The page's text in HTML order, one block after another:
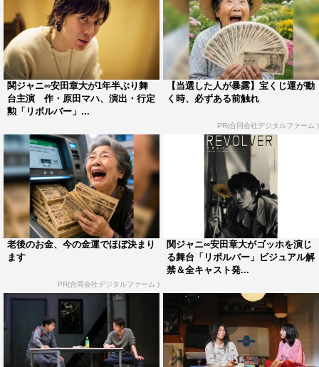
さらに「作品全体の魅力は19世紀の人々、21世紀の人々
を演じる役者8人が絶妙に絡み合うことで物語が加速して
いき、気がつけば知らない時空に、誰もが当事者としてタ
イムトリップしていくと思います」と語っている。安田の
コメント全文ほか、コメント一覧は次ページに掲載。
舞台写真
安田章大・原田マハ・行定勲らのコメントはこちら
1 3 4
関ジャニ∞安田章大が1年半ぶり舞
台主演 作・原田マハ、演出・行定
勲「リボルバー」...
【当選した人が暴露】宝くじ運が動
く時、必ずある前触れ
PR(合同会社デジタルファーム )
老後のお金、今の金運でほぼ決まり
ます
PR(合同会社デジタルファーム )
関ジャニ∞安田章大がゴッホを演じ
る舞台「リボルバー」ビジュアル解
禁＆全キャスト発...